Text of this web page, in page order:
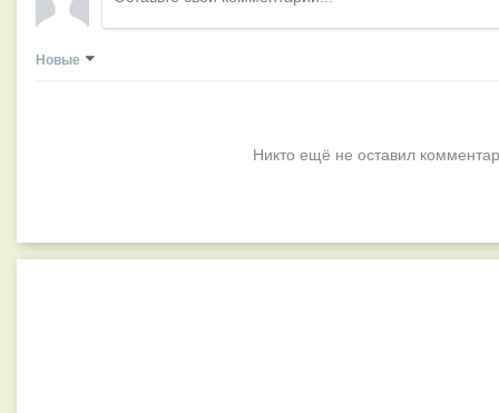
Новые
Никто ещё не оставил